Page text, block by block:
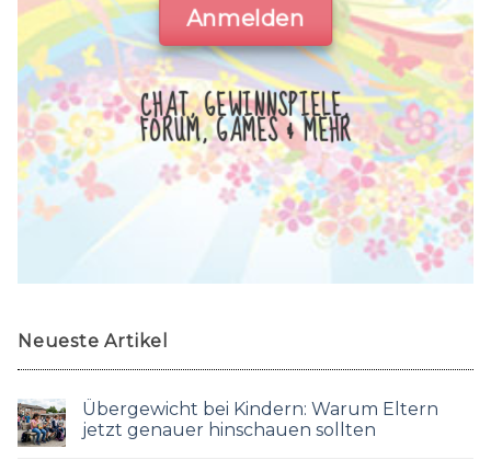
Anmelden
CHAT, GEWINNSPIELE,
FORUM, GAMES & MEHR
Neueste Artikel
Übergewicht bei Kindern: Warum Eltern
jetzt genauer hinschauen sollten